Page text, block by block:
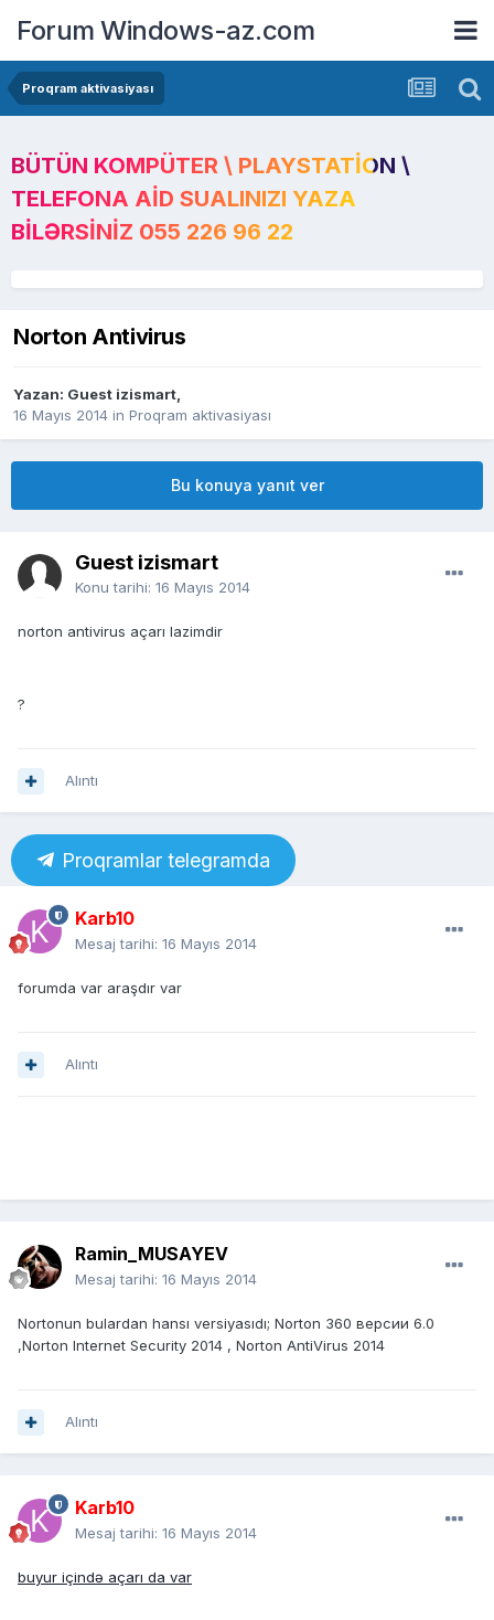
Forum Windows-az.com
Proqram aktivasiyası
BÜTÜN KOMPÜTER \ PLAYSTATION \
TELEFONA AID SUALINIZI YAZA
BILƏRSINIZ 055 226 96 22
Norton Antivirus
Yazan: Guest izismart,
16 Mayıs 2014 in Proqram aktivasiyası
Bu konuya yanıt ver
Guest izismart
Konu tarihi: 16 Mayıs 2014
norton antivirus açarı lazimdir
?
Alıntı
Proqramlar telegramda
Karb10
Mesaj tarihi: 16 Mayıs 2014
forumda var araşdır var
Alıntı
Ramin_MUSAYEV
Mesaj tarihi: 16 Mayıs 2014
Nortonun bulardan hansı versiyasıdı; Norton 360 версии 6.0
,Norton Internet Security 2014 , Norton AntiVirus 2014
Alıntı
Karb10
Mesaj tarihi: 16 Mayıs 2014
buyur içində açarı da var